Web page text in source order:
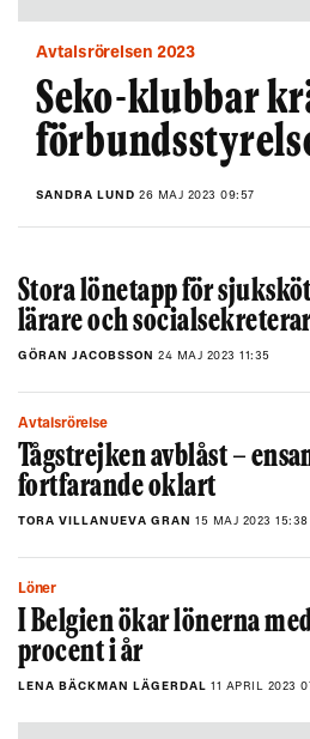
Avtalsrörelsen 2023
Seko-klubbar
SANDRA LUND 26 MAJ 2023 09:57
Stora lönetapp för
lärare och
GÖRAN JACOBSSON 24 MAJ 2023 11:35
Avtalsrörelse
Tågstrejken avblåst –
fortfarande oklart
TORA VILLANUEVA GRAN 15 MAJ 2023 15:38
Löner
I Belgien ökar lönerna
procent i år
LENA BÄCKMAN LÄGERDAL 11 APRIL 2023